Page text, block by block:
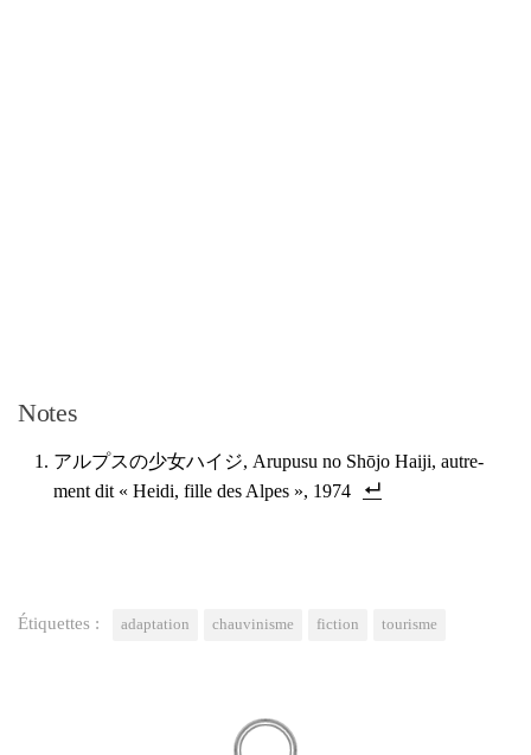
Notes
アルプスの少女ハイジ, Aru­pu­su no Shō­jo Hai­ji, autre­
ment dit « Hei­di, fille des Alpes », 1974
Étiquettes : adaptation chauvinisme fiction tourisme